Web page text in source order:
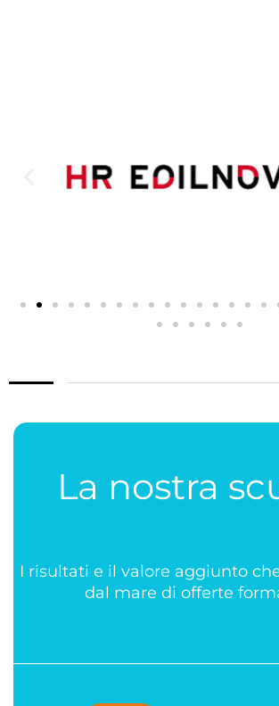
La nostra
I risultati e il valore aggiunto
dal mare di offerte